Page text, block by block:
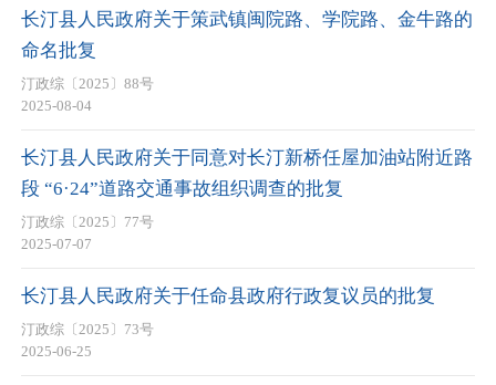
长汀县人民政府关于策武镇闽院路、学院路、金牛路的
命名批复
汀政综〔2025〕88号
2025-08-04
长汀县人民政府关于同意对长汀新桥任屋加油站附近路
段 “6·24”道路交通事故组织调查的批复
汀政综〔2025〕77号
2025-07-07
长汀县人民政府关于任命县政府行政复议员的批复
汀政综〔2025〕73号
2025-06-25